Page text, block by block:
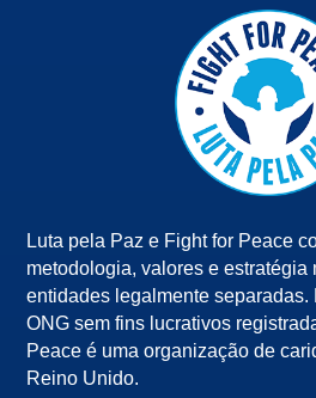
Luta pela Paz e Fight for Peace
metodologia, valores e estratégia
entidades legalmente separadas.
ONG sem fins lucrativos
Peace é uma organização de
Reino Unido.